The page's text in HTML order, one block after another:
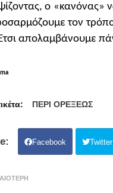
ο «κανόνας»
τον
απολαμβάνουμε
ΠΕΡΙ ΟΡΕΞΕΩΣ
Facebook Twitter